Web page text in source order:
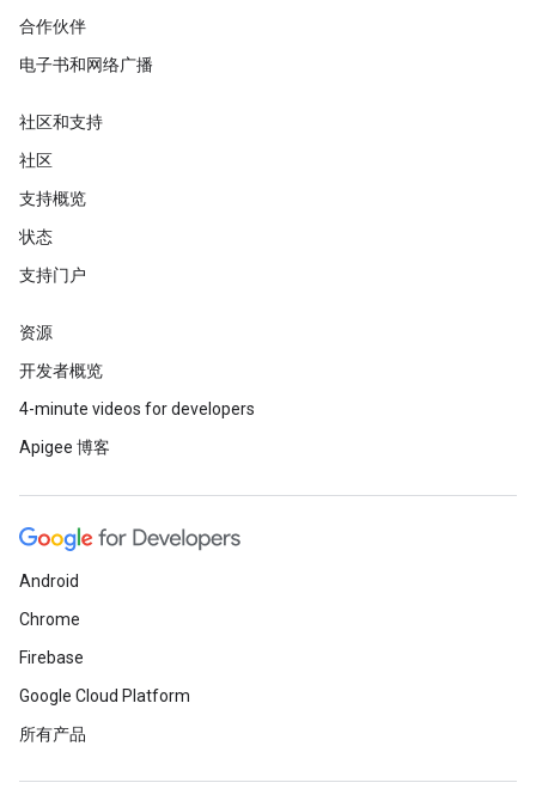
合作伙伴
电子书和网络广播
社区和支持
社区
支持概览
状态
支持门户
资源
开发者概览
4-minute videos for developers
Apigee 博客
Android
Chrome
Firebase
Google Cloud Platform
所有产品